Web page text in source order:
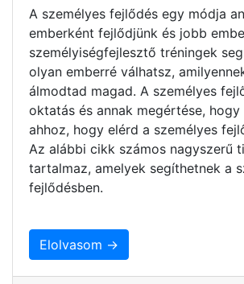
A személyes fejlődés egy módja
emberként fejlődjünk és jobb
személyiségfejlesztő tréningek
olyan emberré válhatsz,
álmodtad magad. A személyes
oktatás és annak megértése, hogy
ahhoz, hogy elérd a személyes
Az alábbi cikk számos nagyszerű
tartalmaz, amelyek segíthetnek a
fejlődésben.
Elolvasom →